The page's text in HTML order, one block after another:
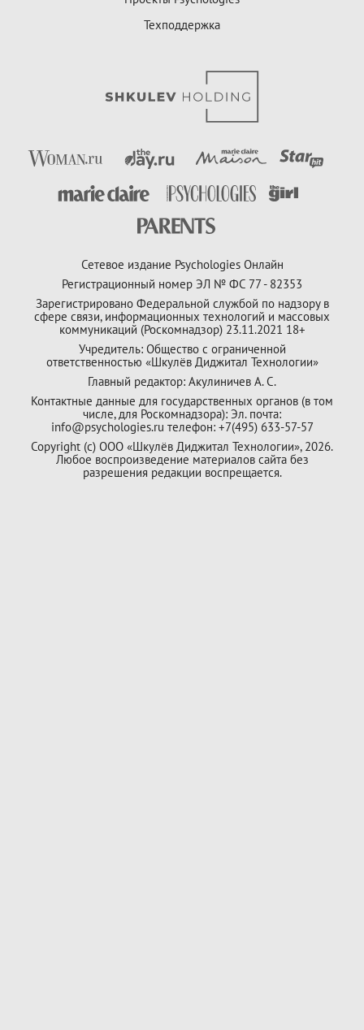
Техподдержка
Сетевое издание Psychologies Онлайн
Регистрационный номер ЭЛ № ФС 77 - 82353
Зарегистрировано Федеральной службой по надзору в
сфере связи, информационных технологий и массовых
коммуникаций (Роскомнадзор) 23.11.2021 18+
Учредитель: Общество с ограниченной
ответственностью «Шкулёв Диджитал Технологии»
Главный редактор: Акулиничев А. С.
Контактные данные для государственных органов (в том
числе, для Роскомнадзора): Эл. почта:
info@psychologies.ru телефон: +7(495) 633-57-57
Copyright (с) ООО «Шкулёв Диджитал Технологии», 2026.
Любое воспроизведение материалов сайта без
разрешения редакции воспрещается.